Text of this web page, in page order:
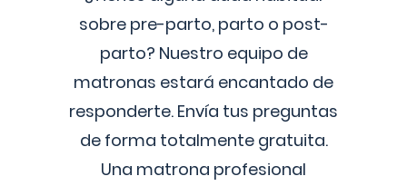
sobre pre-parto, parto o post-
parto? Nuestro equipo de
matronas estará encantado de
responderte. Envía tus preguntas
de forma totalmente gratuita.
Una matrona profesional